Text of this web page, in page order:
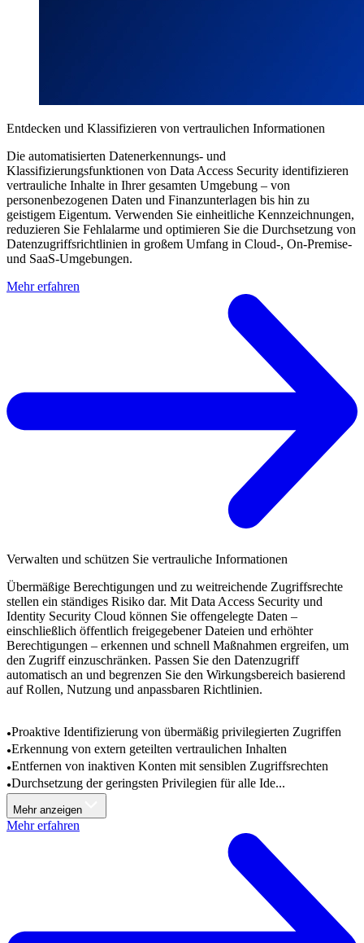
Entdecken und Klassifizieren von vertraulichen Informationen
Die automatisierten Datenerkennungs- und
Klassifizierungsfunktionen von Data Access Security identifizieren
vertrauliche Inhalte in Ihrer gesamten Umgebung – von
personenbezogenen Daten und Finanzunterlagen bis hin zu
geistigem Eigentum. Verwenden Sie einheitliche Kennzeichnungen,
reduzieren Sie Fehlalarme und optimieren Sie die Durchsetzung von
Datenzugriffsrichtlinien in großem Umfang in Cloud-, On-Premise-
und SaaS-Umgebungen.
Mehr erfahren
Verwalten und schützen Sie vertrauliche Informationen
Übermäßige Berechtigungen und zu weitreichende Zugriffsrechte
stellen ein ständiges Risiko dar. Mit Data Access Security und
Identity Security Cloud können Sie offengelegte Daten –
einschließlich öffentlich freigegebener Dateien und erhöhter
Berechtigungen – erkennen und schnell Maßnahmen ergreifen, um
den Zugriff einzuschränken. Passen Sie den Datenzugriff
automatisch an und begrenzen Sie den Wirkungsbereich basierend
auf Rollen, Nutzung und anpassbaren Richtlinien.
Proaktive Identifizierung von übermäßig privilegierten Zugriffen
Erkennung von extern geteilten vertraulichen Inhalten
Entfernen von inaktiven Konten mit sensiblen Zugriffsrechten
Durchsetzung der geringsten Privilegien für alle Ide...
Mehr anzeigen
Mehr erfahren